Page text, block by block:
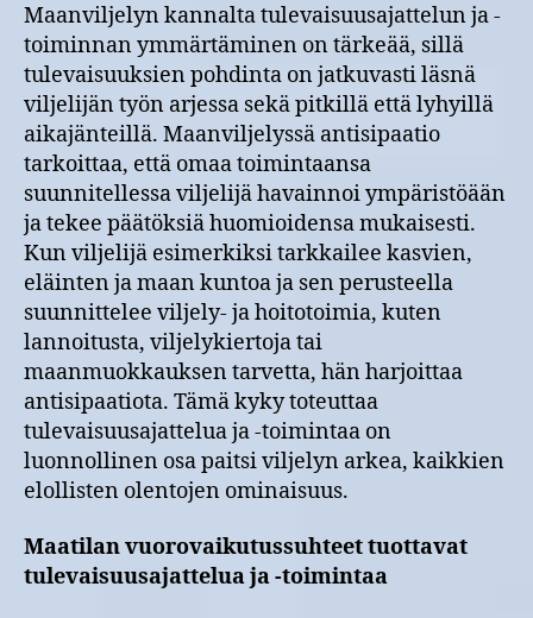
Maanviljelyn kannalta tulevaisuusajattelun ja -
toiminnan ymmärtäminen on tärkeää, sillä
tulevaisuuksien pohdinta on jatkuvasti läsnä
viljelijän työn arjessa sekä pitkillä että lyhyillä
aikajänteillä. Maanviljelyssä antisipaatio
tarkoittaa, että omaa toimintaansa
suunnitellessa viljelijä havainnoi ympäristöään
ja tekee päätöksiä huomioidensa mukaisesti.
Kun viljelijä esimerkiksi tarkkailee kasvien,
eläinten ja maan kuntoa ja sen perusteella
suunnittelee viljely- ja hoitotoimia, kuten
lannoitusta, viljelykiertoja tai
maanmuokkauksen tarvetta, hän harjoittaa
antisipaatiota. Tämä kyky toteuttaa
tulevaisuusajattelua ja -toimintaa on
luonnollinen osa paitsi viljelyn arkea, kaikkien
elollisten olentojen ominaisuus.
Maatilan vuorovaikutussuhteet tuottavat
tulevaisuusajattelua ja -toimintaa